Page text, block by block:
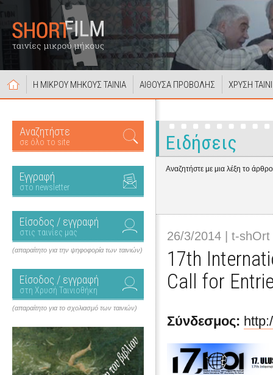
Η ΜΙΚΡΟΥ ΜΗΚΟΥΣ ΤΑΙΝΙΑ ΑΙΘΟΥΣΑ ΠΡΟΒΟΛΗΣ ΧΡΥΣΗ
Αναζητήστε
σε όλο το site
Εγγραφή
στο newsletter
Είσοδος / εγγραφή
στις ταινίες μας
(απαραίτητο για την ψηφοφορία των ταινιών)
Είσοδος / εγγραφή
στη Χρυσή Ταινιοθήκη
(απαραίτητο για το σχολιασμό των ταινιών)
Ειδήσεις
Αναζητήστε με μια λέξη το
26/3/2014 | t-shOrt
17th
Call for
Σύνδεσμος: